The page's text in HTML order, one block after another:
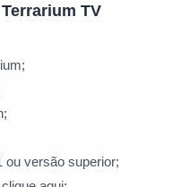
TV
ou versão superior;